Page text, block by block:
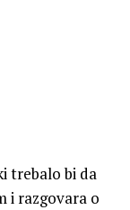
trebalo bi da
i razgovara o